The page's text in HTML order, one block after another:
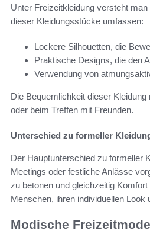
Unter Freizeitkleidung versteht
dieser Kleidungsstücke umfassen:
Lockere Silhouetten, die
Praktische Designs, die den
Verwendung von
Die Bequemlichkeit dieser
oder beim Treffen mit Freunden.
Unterschied zu formeller
Der Hauptunterschied zu formeller
Meetings oder festliche Anlässe
zu betonen und gleichzeitig
Menschen, ihren individuellen
Modische